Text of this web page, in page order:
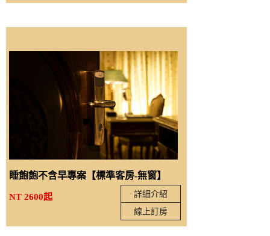
睡飽飽不含早專案【標準客房-無窗】
NT 2600起
詳細介紹
線上訂房